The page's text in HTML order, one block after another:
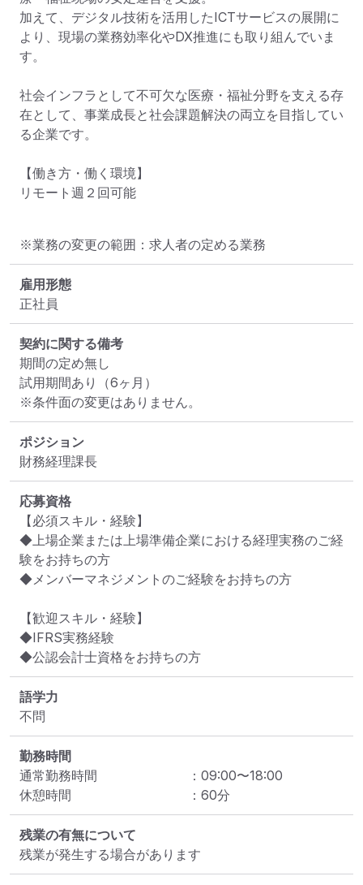
加えて、デジタル技術を活用したICTサービスの展開に
より、現場の業務効率化やDX推進にも取り組んでいま
す。
社会インフラとして不可欠な医療・福祉分野を支える存
在として、事業成長と社会課題解決の両立を目指してい
る企業です。
【働き方・働く環境】
リモート週２回可能
※業務の変更の範囲：求人者の定める業務
雇用形態
正社員
契約に関する備考
期間の定め無し
試用期間あり（6ヶ月）
※条件面の変更はありません。
ポジション
財務経理課長
応募資格
【必須スキル・経験】
◆上場企業または上場準備企業における経理実務のご経
験をお持ちの方
◆メンバーマネジメントのご経験をお持ちの方
【歓迎スキル・経験】
◆IFRS実務経験
◆公認会計士資格をお持ちの方
語学力
不問
勤務時間
通常勤務時間
： 09:00〜18:00
休憩時間
： 60分
残業の有無について
残業が発生する場合があります